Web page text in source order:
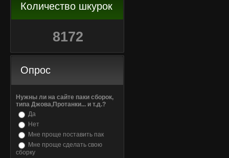
Количество шкурок
8172
Опрос
Нужны ли на сайте паки сборок,
типа Джова,Протанки... и т.д.?
Да
Нет
Мне проще поставить пак
Мне проще сделать свою
сборку